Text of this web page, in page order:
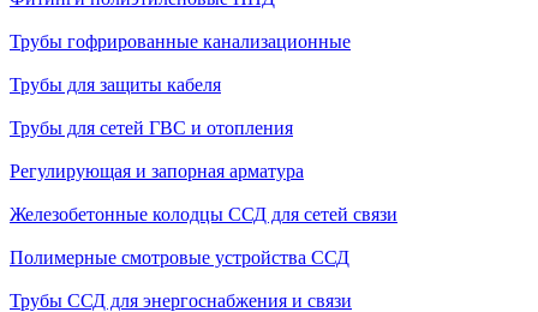
Трубы гофрированные канализационные
Трубы для защиты кабеля
Трубы для сетей ГВС и отопления
Регулирующая и запорная арматура
Железобетонные колодцы ССД для сетей связи
Полимерные смотровые устройства ССД
Трубы ССД для энергоснабжения и связи